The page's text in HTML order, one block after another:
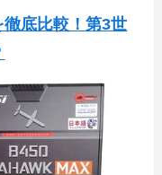
底比較！第3世